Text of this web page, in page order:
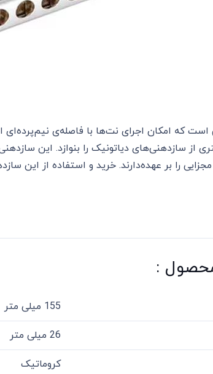
که امکان اجرای نت‌ها با فاصله‌ی نیم‌پرده‌ای
را بر عهده‌دارند. خرید و استفاده از این
:
155 میلی متر
26 میلی متر
کروماتیک